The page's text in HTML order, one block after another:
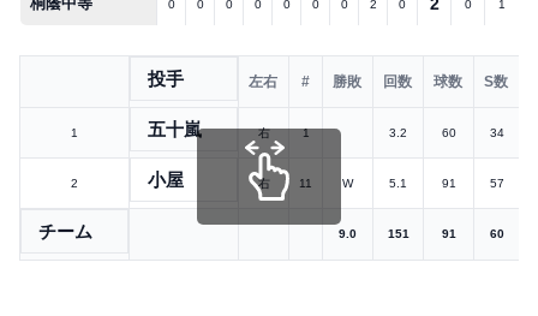
0 0 0 0 0 0 0 2 0 0 1
投手 左右 # 勝敗 回数 球数 S数
1 五十嵐 右 1 3.2 60 34
2 小屋 右 11 W 5.1 91 57
チーム 9.0 151 91 60